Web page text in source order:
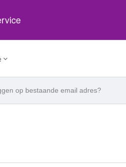
op bestaande email adres?